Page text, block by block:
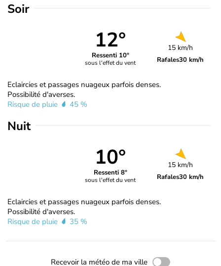
Soir
12°
Ressenti 10°
sous l'effet du vent
15 km/h
Rafales30 km/h
Eclaircies et passages nuageux parfois denses.
Possibilité d'averses.
Risque de pluie
45 %
Nuit
10°
Ressenti 8°
sous l'effet du vent
15 km/h
Rafales30 km/h
Eclaircies et passages nuageux parfois denses.
Possibilité d'averses.
Risque de pluie
35 %
Recevoir la météo de ma ville